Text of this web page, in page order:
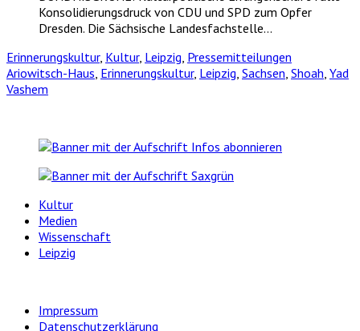
Konsolidierungsdruck von CDU und SPD zum Opfer
Dresden. Die Sächsische Landesfachstelle…
Erinnerungskultur, Kultur, Leipzig, Pressemitteilungen
Ariowitsch-Haus, Erinnerungskultur, Leipzig, Sachsen, Shoah, Yad
Vashem
Kultur
Medien
Wissenschaft
Leipzig
Impressum
Datenschutzerklärung